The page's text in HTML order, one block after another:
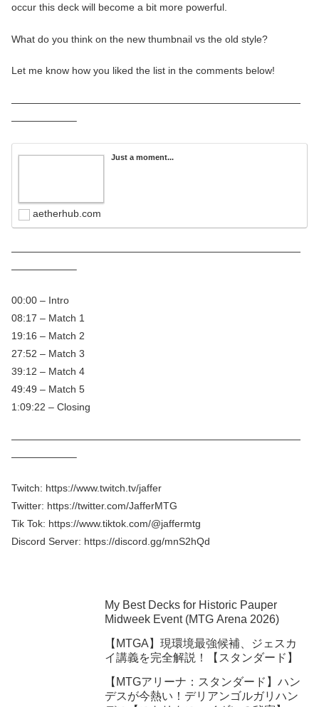
occur this deck will become a bit more powerful.
What do you think on the new thumbnail vs the old style?
Let me know how you liked the list in the comments below!
—————————————————————————————
——————–
Just a moment...
aetherhub.com
—————————————————————————————
——————–
00:00​ – Intro
08:17 – Match 1
19:16 – Match 2
27:52 – Match 3
39:12 – Match 4
49:49 – Match 5
1:09:22 – Closing
—————————————————————————————
——————–
Twitch: https://www.twitch.tv/jaffer
Twitter: https://twitter.com/JafferMTG​​
Tik Tok: https://www.tiktok.com/@jaffermtg​
Discord Server: https://discord.gg/mnS2hQd
My Best Decks for Historic Pauper
Midweek Event (MTG Arena 2026)
【MTGA】現環境最強候補、ジェスカ
イ講義を完全解説！【スタンダード】
【MTGアリーナ：スタンダード】ハン
デスが今熱い！デリアンゴルガリハン